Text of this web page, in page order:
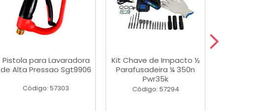
Pistola para Lavaradora
de Alta Pressao Sgt9906
Código: 57303
Kit Chave de Impacto ½
Parafusadeira ¼ 350n
Pwr35k
Código: 57294